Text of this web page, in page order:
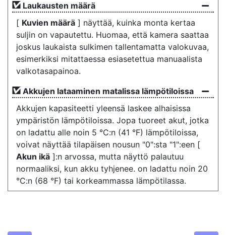
Laukausten määrä
[ Kuvien määrä ] näyttää, kuinka monta kertaa
suljin on vapautettu. Huomaa, että kamera saattaa
joskus laukaista sulkimen tallentamatta valokuvaa,
esimerkiksi mitattaessa esiasetettua manuaalista
valkotasapainoa.
Akkujen lataaminen matalissa lämpötiloissa
Akkujen kapasiteetti yleensä laskee alhaisissa
ympäristön lämpötiloissa. Jopa tuoreet akut, jotka
on ladattu alle noin 5 °C:n (41 °F) lämpötiloissa,
voivat näyttää tilapäisen nousun "0":sta "1":een [
Akun ikä ]:n arvossa, mutta näyttö palautuu
normaaliksi, kun akku tyhjenee. on ladattu noin 20
°C:n (68 °F) tai korkeammassa lämpötilassa.